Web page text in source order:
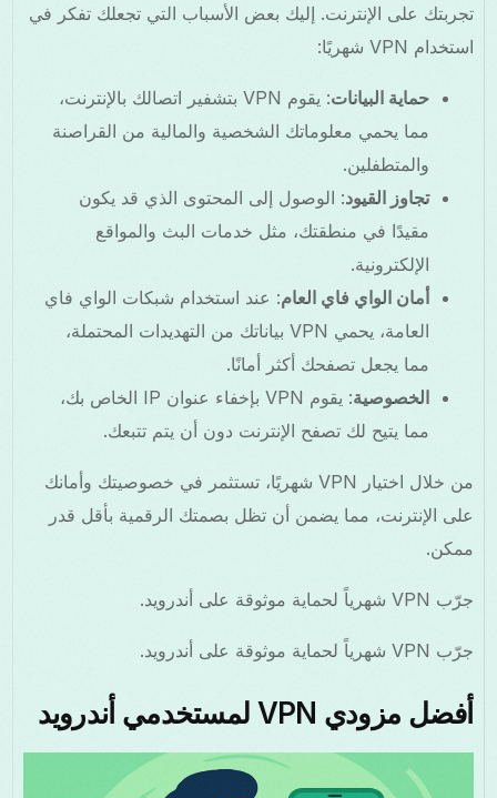
تجربتك على الإنترنت. إليك بعض الأسباب التي تجعلك تفكر في
استخدام VPN شهريًا:
حماية البيانات
: يقوم VPN بتشفير اتصالك بالإنترنت،
مما يحمي معلوماتك الشخصية والمالية من القراصنة
والمتطفلين.
تجاوز القيود: الوصول إلى المحتوى الذي قد يكون
مقيدًا في منطقتك، مثل خدمات البث والمواقع
الإلكترونية.
أمان الواي فاي العام: عند استخدام شبكات الواي فاي
العامة، يحمي VPN بياناتك من التهديدات المحتملة،
مما يجعل تصفحك أكثر أمانًا.
الخصوصية
: يقوم VPN بإخفاء عنوان IP الخاص بك،
مما يتيح لك تصفح الإنترنت دون أن يتم تتبعك.
من خلال اختيار VPN شهريًا، تستثمر في خصوصيتك وأمانك
على الإنترنت، مما يضمن أن تظل بصمتك الرقمية بأقل قدر
ممكن.
جرّب VPN شهرياً لحماية موثوقة على أندرويد.
جرّب VPN شهرياً لحماية موثوقة على أندرويد.
أفضل مزودي VPN لمستخدمي أندرويد